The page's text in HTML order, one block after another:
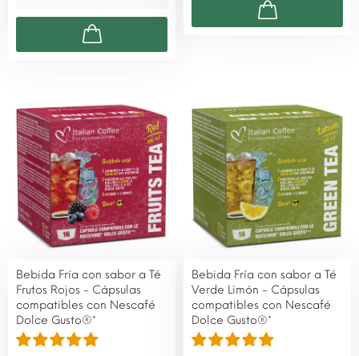
Bebida Fría con sabor a Té
Frutos Rojos - Cápsulas
compatibles con Nescafé
Dolce Gusto®*
Bebida Fría con sabor a Té
Verde Limón - Cápsulas
compatibles con Nescafé
Dolce Gusto®*